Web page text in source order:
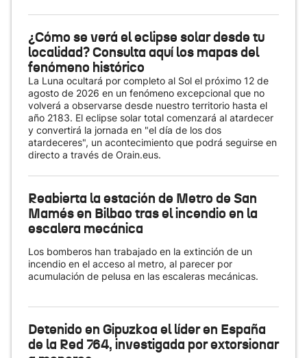
¿Cómo se verá el eclipse solar desde tu
localidad? Consulta aquí los mapas del
fenómeno histórico
La Luna ocultará por completo al Sol el próximo 12 de
agosto de 2026 en un fenómeno excepcional que no
volverá a observarse desde nuestro territorio hasta el
año 2183. El eclipse solar total comenzará al atardecer
y convertirá la jornada en "el día de los dos
atardeceres", un acontecimiento que podrá seguirse en
directo a través de Orain.eus.
Reabierta la estación de Metro de San
Mamés en Bilbao tras el incendio en la
escalera mecánica
Los bomberos han trabajado en la extinción de un
incendio en el acceso al metro, al parecer por
acumulación de pelusa en las escaleras mecánicas.
Detenido en Gipuzkoa el líder en España
de la Red 764, investigada por extorsionar